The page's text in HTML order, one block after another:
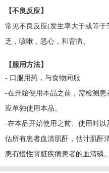
【不良反应】
常见不良反应(发生率大于或等
乏，咳嗽，恶心，和背痛。
【服用方法】
- 口服用药，与食物同服
-在开始使用本品之前，需检测
应单独使用本品。
-在本品开始使用之前、使用时
估所有患者血清肌酐，估计肌酐
患有慢性肾脏疾病患者的血清磷。